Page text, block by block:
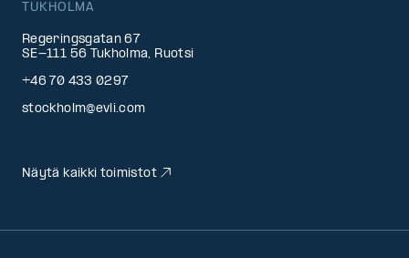
TUKHOLMA
Regeringsgatan 67
SE-111 56 Tukholma, Ruotsi
+46 70 433 0297
stockholm@evli.com
Näytä kaikki toimistot